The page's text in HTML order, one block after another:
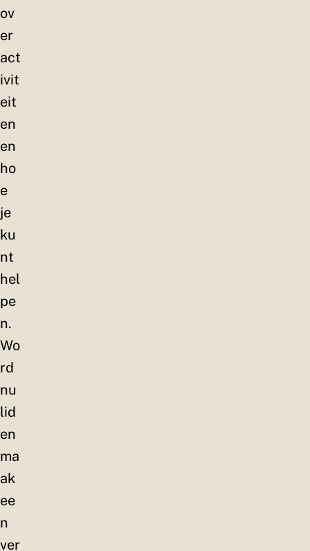
ov
er
act
ivit
eit
en
en
ho
e
je
ku
nt
hel
pe
n.
Wo
rd
nu
lid
en
ma
ak
ee
n
ver